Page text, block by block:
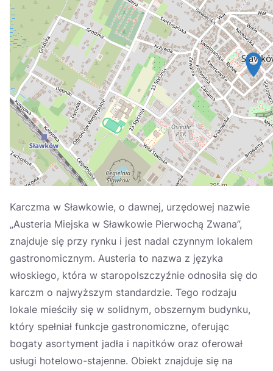
Україна
Zamknij
Karczma w Sławkowie, o dawnej, urzędowej nazwie
„Austeria Miejska w Sławkowie Pierwochą Zwana”,
znajduje się przy rynku i jest nadal czynnym lokalem
gastronomicznym. Austeria to nazwa z języka
włoskiego, która w staropolszczyźnie odnosiła się do
karczm o najwyższym standardzie. Tego rodzaju
lokale mieściły się w solidnym, obszernym budynku,
który spełniał funkcje gastronomiczne, oferując
bogaty asortyment jadła i napitków oraz oferował
usługi hotelowo-stajenne. Obiekt znajduje się na